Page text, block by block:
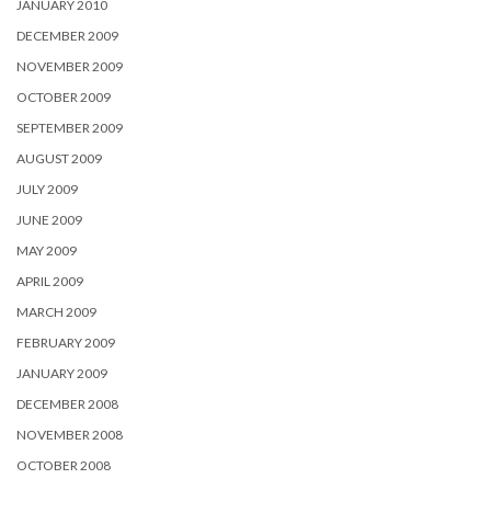
JANUARY 2010
DECEMBER 2009
NOVEMBER 2009
OCTOBER 2009
SEPTEMBER 2009
AUGUST 2009
JULY 2009
JUNE 2009
MAY 2009
APRIL 2009
MARCH 2009
FEBRUARY 2009
JANUARY 2009
DECEMBER 2008
NOVEMBER 2008
OCTOBER 2008